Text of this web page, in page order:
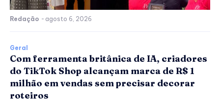
Redação - agosto 6, 2026
Geral
Com ferramenta britânica de IA, criadores
do TikTok Shop alcançam marca de R$ 1
milhão em vendas sem precisar decorar
roteiros